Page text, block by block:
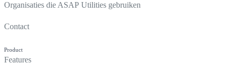
Organisaties die ASAP Utilities gebruiken
Contact
Product
Features